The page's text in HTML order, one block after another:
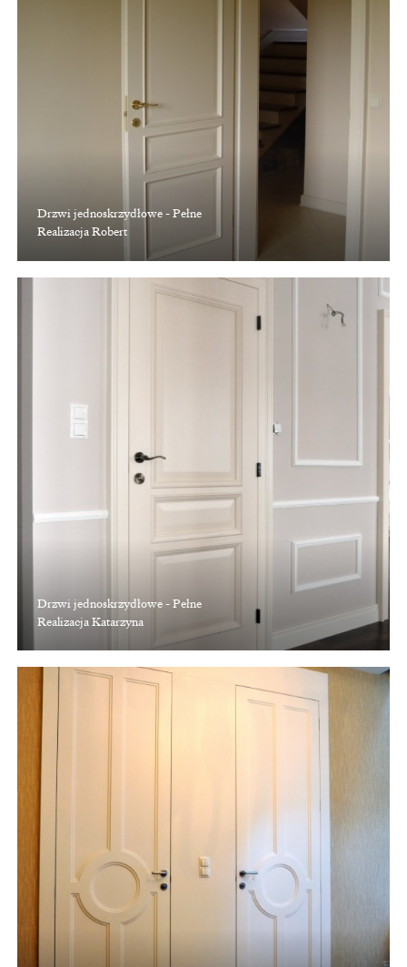
Drzwi jednoskrzydłowe - Pełne
Realizacja Robert
Drzwi jednoskrzydłowe - Pełne
Realizacja Katarzyna